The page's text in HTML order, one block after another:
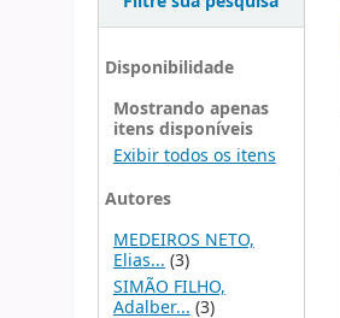
Disponibilidade
Mostrando apenas
itens disponíveis
Exibir todos os itens
Autores
MEDEIROS NETO,
Elias...(3)
SIMÃO FILHO,
Adalber... (3)